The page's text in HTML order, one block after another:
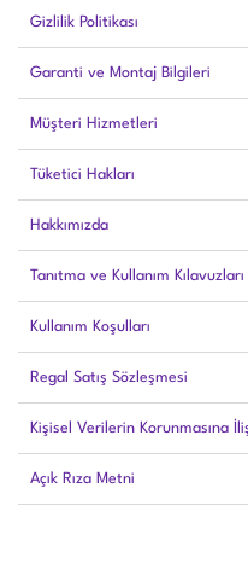
Gizlilik Politikası
Garanti ve Montaj Bilgileri
Müşteri Hizmetleri
Tüketici Hakları
Hakkımızda
Tanıtma ve Kullanım Kılavuzları
Kullanım Koşulları
Regal Satış Sözleşmesi
Kişisel Verilerin Korunmasına
Açık Rıza Metni